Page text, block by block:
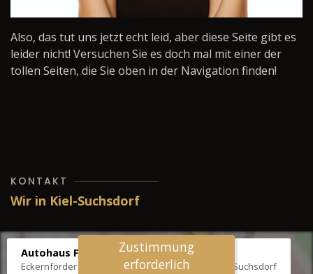
Also, das tut uns jetzt echt leid, aber diese Seite gibt es
leider nicht! Versuchen Sie es doch mal mit einer der
tollen Seiten, die Sie oben in der Navigation finden!
KONTAKT
Wir in Kiel-Suchsdorf
Autohaus Fräter
Eckernförder Str. /Klausbrooker Weg 1, 24107 Kiel-Suchsdorf
Zustimmung
erforderlich